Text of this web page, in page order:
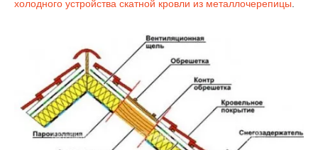
холодного устройства скатной кровли из металлочерепицы